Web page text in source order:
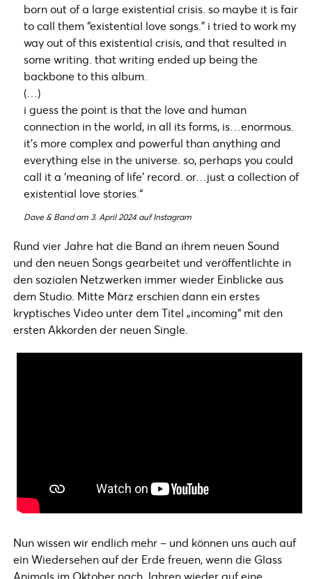
born out of a large existential crisis. so maybe it is fair
to call them “existential love songs.” i tried to work my
way out of this existential crisis, and that resulted in
some writing. that writing ended up being the
backbone to this album.
(…)
i guess the point is that the love and human
connection in the world, in all its forms, is…enormous.
it’s more complex and powerful than anything and
everything else in the universe. so, perhaps you could
call it a ‘meaning of life’ record. or…just a collection of
existential love stories.“
Dave & Band am 3. April 2024 auf Instagram
Rund vier Jahre hat die Band an ihrem neuen Sound
und den neuen Songs gearbeitet und veröffentlichte in
den sozialen Netzwerken immer wieder Einblicke aus
dem Studio. Mitte März erschien dann ein erstes
kryptisches Video unter dem Titel „incoming“ mit den
ersten Akkorden der neuen Single.
Nun wissen wir endlich mehr – und können uns auch auf
ein Wiedersehen auf der Erde freuen, wenn die Glass
Animals im Oktober nach Jahren wieder auf eine